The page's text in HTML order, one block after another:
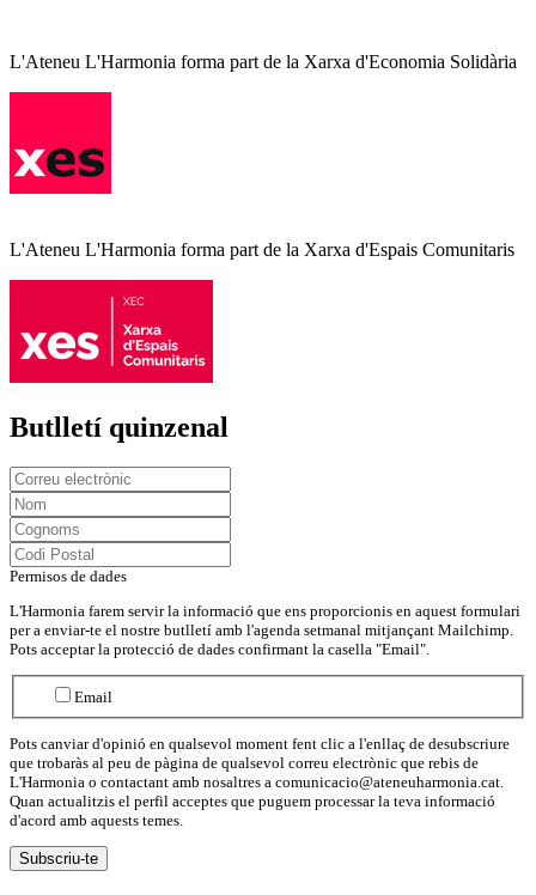
L'Ateneu L'Harmonia forma part de la Xarxa d'Economia Solidària
L'Ateneu L'Harmonia forma part de la Xarxa d'Espais Comunitaris
Butlletí quinzenal
Permisos de dades
L'Harmonia farem servir la informació que ens proporcionis en aquest formulari
per a enviar-te el nostre butlletí amb l'agenda setmanal mitjançant Mailchimp.
Pots acceptar la protecció de dades confirmant la casella "Email".
Email
Pots canviar d'opinió en qualsevol moment fent clic a l'enllaç de desubscriure
que trobaràs al peu de pàgina de qualsevol correu electrònic que rebis de
L'Harmonia o contactant amb nosaltres a comunicacio@ateneuharmonia.cat.
Quan actualitzis el perfil acceptes que puguem processar la teva informació
d'acord amb aquests temes.